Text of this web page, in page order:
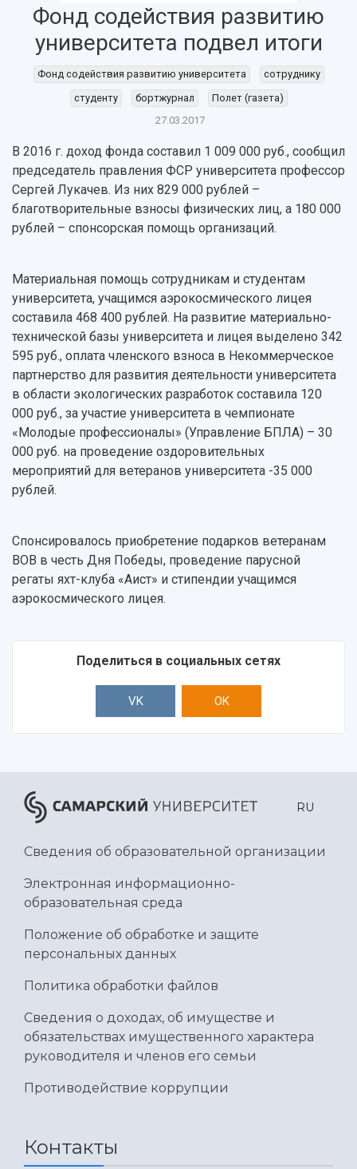
История
Ключевые факты
Рейтинги
Руководство
Наблюдательный совет
Попечительский совет
Ученый совет
Ректорат
Кадровый резерв
Персоналии
Заслуженные деятели
Структура университета
Институты и факультеты
Кафедры
Научные подразделения
Отделы и службы
Общественные организации
Институт искусственного интеллекта
Инжиниринговый центр
Аграрный карбоновый полигон
Архив
Устойчивое развитие
Кампус
3D-тур по университету
Центр истории авиационных двигателей
Ботанический сад
Умный дом бабочек
Международный межвузовский кампус
Официальные документы
Главные новости
Бортжурнал
Объявления
События
СМИ об университете
Газета "Полет"
Газета "Самарский университет"
Мы в соцсетях
Подкасты
Просветительский проект "Одержимы
Почему я выбираю Самарский университет?
Абитуриенту
Бакалавриат и специалитет
Магистратура
Аспирантура
Дополнительное образование
Институты и факультеты
Образовательные программы
Расписание занятий
Стипендии
Тестирование иностранных граждан на
знание русского языка, истории России и
основ законодательства РФ
Платные образовательные услуги
Скидки на обучение
Подготовительные курсы
Библиотека
Видеолекции
Противодействие COVID-19
Основные научные направления
Научные школы и ведущие научные коллективы
Диссертационные советы
Подготовка научных кадров
Конкурс на замещение должностей научных
Научные проекты и темы
Аспирантура и докторантура
Справочные материалы
Научно-исследовательские подразделения
Структурная схема управления научно-
исследовательской деятельностью
Материальная база
Подразделения научного обслуживания
Организационные документы
Результаты научно-исследовательской
деятельности
Научно-технические разработки
Конкурсы научных проектов и грантов
Областной конкурс "Молодой учёный"
Журналы Самарского университета
Научные конференции
Публикации и издания
Фонд содействия развитию
университета подвел итоги
Фонд содействия развитию университета
сотруднику
студенту
бортжурнал
Полет (газета)
27.03.2017
В 2016 г. доход фонда составил 1 009 000 руб., сообщил
председатель правления ФСР университета профессор
Сергей Лукачев. Из них 829 000 рублей –
благотворительные взносы физических лиц, а 180 000
рублей – спонсорская помощь организаций.
Материальная помощь сотрудникам и студентам
университета, учащимся аэрокосмического лицея
составила 468 400 рублей. На развитие материально-
технической базы университета и лицея выделено 342
595 руб., оплата членского взноса в Некоммерческое
партнерство для развития деятельности университета
в области экологических разработок составила 120
000 руб., за участие университета в чемпионате
«Молодые профессионалы» (Управление БПЛА) – 30
000 руб. на проведение оздоровительных
мероприятий для ветеранов университета -35 000
рублей.
Спонсировалось приобретение подарков ветеранам
ВОВ в честь Дня Победы, проведение парусной
регаты яхт-клуба «Аист» и стипендии учащимся
аэрокосмического лицея.
Поделиться в социальных сетях
VK OK
RU
Сведения об образовательной организации
Электронная информационно-
образовательная среда
Положение об обработке и защите
персональных данных
Политика обработки файлов
Сведения о доходах, об имуществе и
обязательствах имущественного характера
руководителя и членов его семьи
Противодействие коррупции
Контакты